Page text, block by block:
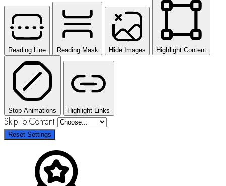
Reading Line Reading Mask Hide Images Highlight Content
Stop Animations Highlight Links
Skip To Content
Reset Settings